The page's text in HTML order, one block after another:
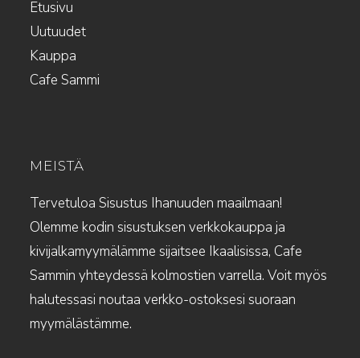
Etusivu
Uutuudet
Kauppa
Cafe Sammi
MEISTÄ
Tervetuloa Sisustus Ihanuuden maailmaan!
Olemme kodin sisustuksen verkkokauppa ja
kivijalkamyymälämme sijaitsee Ikaalisissa, Cafe
Sammin yhteydessä kolmostien varrella. Voit myös
halutessasi noutaa verkko-ostoksesi suoraan
myymälästämme.